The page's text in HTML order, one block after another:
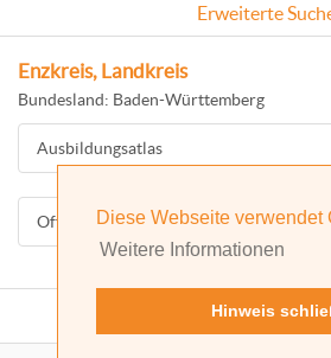
Diese Webseite verwendet
Weitere Informationen
Hinweis
Erweiterte
Enzkreis, Landkreis
Bundesland: Baden-Württemberg
Ausbildungsatlas
Offizielle Homepage